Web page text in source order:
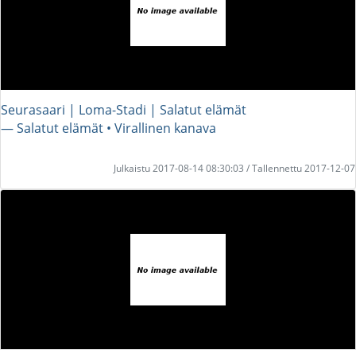
Seurasaari | Loma-Stadi | Salatut elämät
― Salatut elämät • Virallinen kanava
Julkaistu 2017-08-14 08:30:03 / Tallennettu 2017-12-07